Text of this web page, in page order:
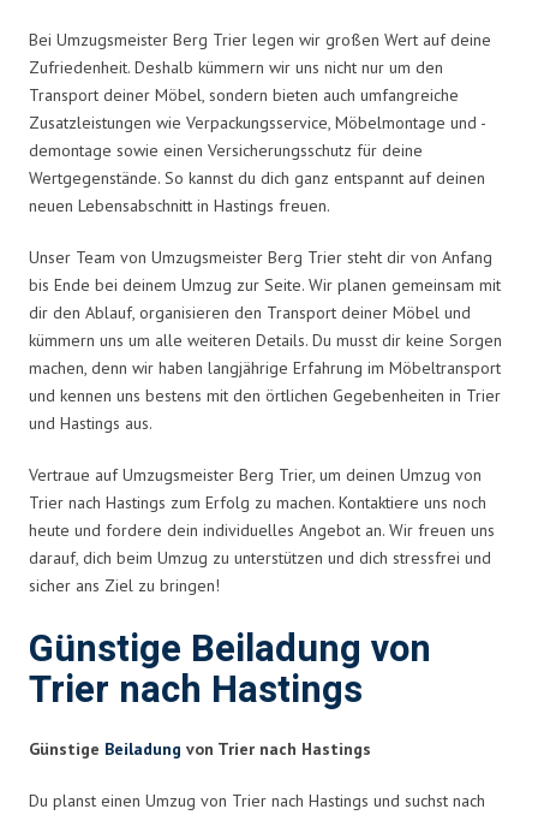
Bei Umzugsmeister Berg Trier legen wir großen Wert auf deine
Zufriedenheit. Deshalb kümmern wir uns nicht nur um den
Transport deiner Möbel, sondern bieten auch umfangreiche
Zusatzleistungen wie Verpackungsservice, Möbelmontage und -
demontage sowie einen Versicherungsschutz für deine
Wertgegenstände. So kannst du dich ganz entspannt auf deinen
neuen Lebensabschnitt in Hastings freuen.
Unser Team von Umzugsmeister Berg Trier steht dir von Anfang
bis Ende bei deinem Umzug zur Seite. Wir planen gemeinsam mit
dir den Ablauf, organisieren den Transport deiner Möbel und
kümmern uns um alle weiteren Details. Du musst dir keine Sorgen
machen, denn wir haben langjährige Erfahrung im Möbeltransport
und kennen uns bestens mit den örtlichen Gegebenheiten in Trier
und Hastings aus.
Vertraue auf Umzugsmeister Berg Trier, um deinen Umzug von
Trier nach Hastings zum Erfolg zu machen. Kontaktiere uns noch
heute und fordere dein individuelles Angebot an. Wir freuen uns
darauf, dich beim Umzug zu unterstützen und dich stressfrei und
sicher ans Ziel zu bringen!
Günstige Beiladung von
Trier nach Hastings
Günstige Beiladung von Trier nach Hastings
Du planst einen Umzug von Trier nach Hastings und suchst nach